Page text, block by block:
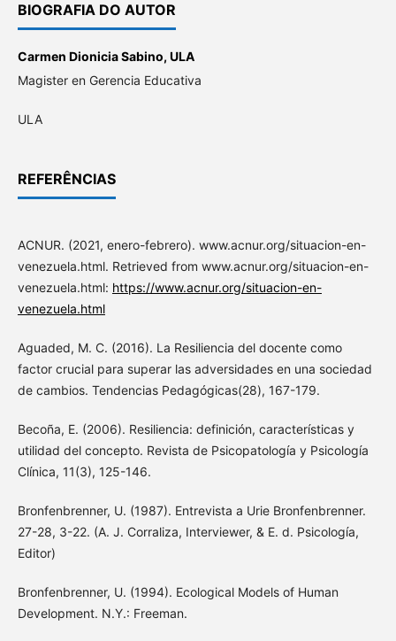
BIOGRAFIA DO AUTOR
Carmen Dionicia Sabino, ULA
Magister en Gerencia Educativa
ULA
REFERÊNCIAS
ACNUR. (2021, enero-febrero). www.acnur.org/situacion-en-
venezuela.html. Retrieved from www.acnur.org/situacion-en-
venezuela.html: https://www.acnur.org/situacion-en-
venezuela.html
Aguaded, M. C. (2016). La Resiliencia del docente como
factor crucial para superar las adversidades en una sociedad
de cambios. Tendencias Pedagógicas(28), 167-179.
Becoña, E. (2006). Resiliencia: definición, características y
utilidad del concepto. Revista de Psicopatología y Psicología
Clínica, 11(3), 125-146.
Bronfenbrenner, U. (1987). Entrevista a Urie Bronfenbrenner.
27-28, 3-22. (A. J. Corraliza, Interviewer, & E. d. Psicología,
Editor)
Bronfenbrenner, U. (1994). Ecological Models of Human
Development. N.Y.: Freeman.